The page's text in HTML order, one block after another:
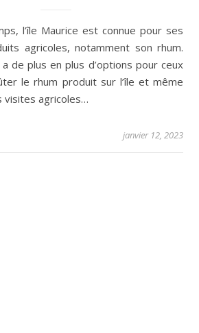
l’île Maurice est connue pour ses
agricoles, notamment son rhum.
a de plus en plus d’options pour ceux
le rhum produit sur l’île et même
visites agricoles…
janvier 12, 2023